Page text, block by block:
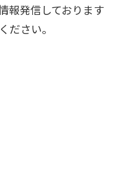
報発信しております
ださい。